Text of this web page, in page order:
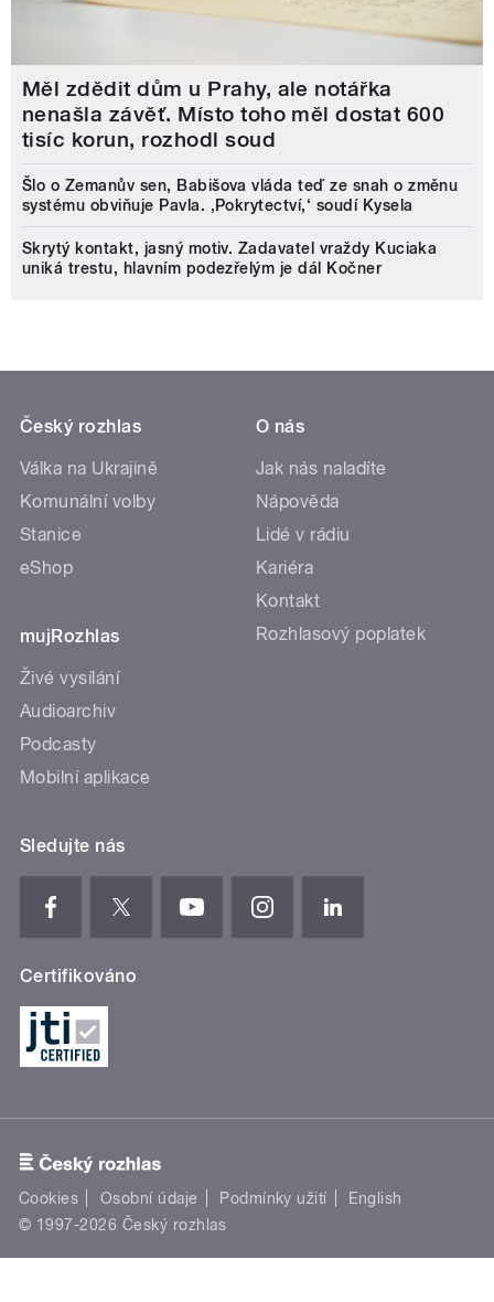
Měl zdědit dům u Prahy, ale notářka
nenašla závěť. Místo toho měl dostat 600
tisíc korun, rozhodl soud
Šlo o Zemanův sen, Babišova vláda teď ze snah o změnu
systému obviňuje Pavla. ‚Pokrytectví,‘ soudí Kysela
Skrytý kontakt, jasný motiv. Zadavatel vraždy Kuciaka
uniká trestu, hlavním podezřelým je dál Kočner
Český rozhlas
Válka na Ukrajině
Komunální volby
Stanice
eShop
mujRozhlas
Živé vysílání
Audioarchiv
Podcasty
Mobilní aplikace
O nás
Jak nás naladíte
Nápověda
Lidé v rádiu
Kariéra
Kontakt
Rozhlasový poplatek
Sledujte nás
Certifikováno
Cookies Osobní údaje Podmínky užití
English
© 1997-2026 Český rozhlas